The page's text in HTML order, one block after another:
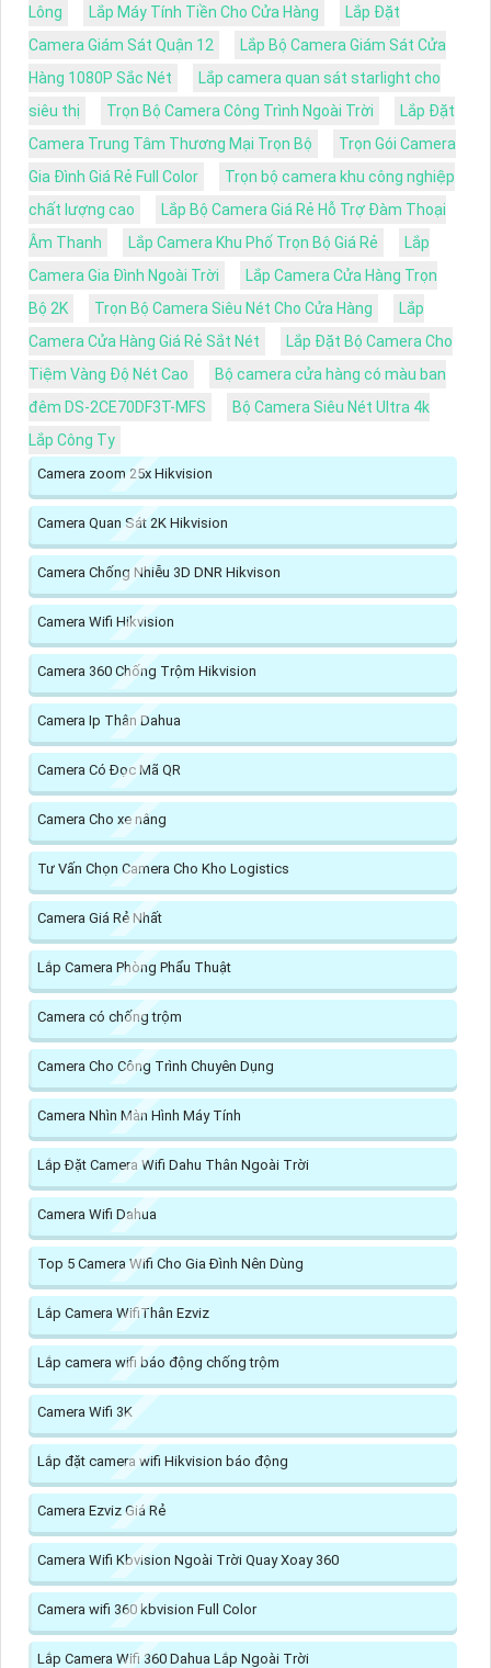
Lông Lắp Máy Tính Tiền Cho Cửa Hàng
Lắp Đặt
Camera Giám Sát Quận 12
Lắp Bộ Camera Giám Sát Cửa
Hàng 1080P Sắc Nét
Lắp camera quan sát starlight cho
siêu thị
Trọn Bộ Camera Công Trình Ngoài Trời
Lắp Đặt
Camera Trung Tâm Thương Mại Trọn Bộ
Trọn Gói Camera
Gia Đình Giá Rẻ Full Color
Trọn bộ camera khu công nghiệp
chất lượng cao
Lắp Bộ Camera Giá Rẻ Hỗ Trợ Đàm Thoại
Âm Thanh
Lắp Camera Khu Phố Trọn Bộ Giá Rẻ
Lắp
Camera Gia Đình Ngoài Trời
Lắp Camera Cửa Hàng Trọn
Bộ 2K
Trọn Bộ Camera Siêu Nét Cho Cửa Hàng
Lắp
Camera Cửa Hàng Giá Rẻ Sắt Nét
Lắp Đặt Bộ Camera Cho
Tiệm Vàng Độ Nét Cao
Bộ camera cửa hàng có màu ban
đêm DS-2CE70DF3T-MFS
Bộ Camera Siêu Nét Ultra 4k
Lắp Công Ty
Camera zoom 25x Hikvision
Camera Quan Sát 2K Hikvision
Camera Chống Nhiễu 3D DNR Hikvison
Camera Wifi Hikvision
Camera 360 Chống Trộm Hikvision
Camera Ip Thân Dahua
Camera Có Đọc Mã QR
Camera Cho xe nâng
Tư Vấn Chọn Camera Cho Kho Logistics
Camera Giá Rẻ Nhất
Lắp Camera Phòng Phẩu Thuật
Camera có chống trộm
Camera Cho Công Trình Chuyên Dụng
Camera Nhìn Màn Hình Máy Tính
Lắp Đặt Camera Wifi Dahu Thân Ngoài Trời
Camera Wifi Dahua
Top 5 Camera Wifi Cho Gia Đình Nên Dùng
Lắp Camera WifiThân Ezviz
Lắp camera wifi báo động chống trộm
Camera Wifi 3K
Lắp đặt camera wifi Hikvision báo động
Camera Ezviz Giá Rẻ
Camera Wifi Kbvision Ngoài Trời Quay Xoay 360
Camera wifi 360 kbvision Full Color
Lắp Camera Wifi 360 Dahua Lắp Ngoài Trời